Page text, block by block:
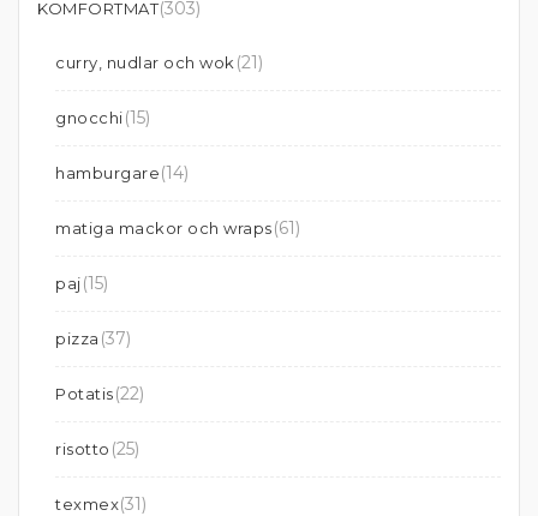
KOMFORTMAT(303)
curry, nudlar och wok (21)
gnocchi(15)
hamburgare(14)
matiga mackor och wraps(61)
paj(15)
pizza (37)
Potatis(22)
risotto (25)
texmex(31)